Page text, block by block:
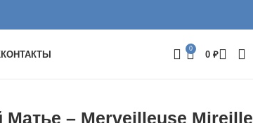
КОНТАКТЫ
0
0 ₽
Матье – Merveilleuse Mireille